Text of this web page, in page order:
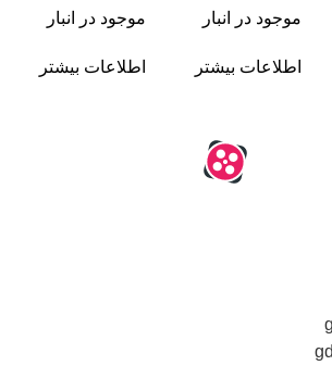
موجود در انبار
اطلاعات بیشتر
موجود در انبار
اطلاعات بیشتر